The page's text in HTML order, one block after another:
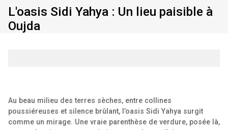
L'oasis Sidi Yahya : Un lieu paisible à
Oujda
Au beau milieu des terres sèches, entre collines
poussiéreuses et silence brûlant, l’oasis Sidi Yahya surgit
comme un mirage. Une vraie parenthèse de verdure, posée là,